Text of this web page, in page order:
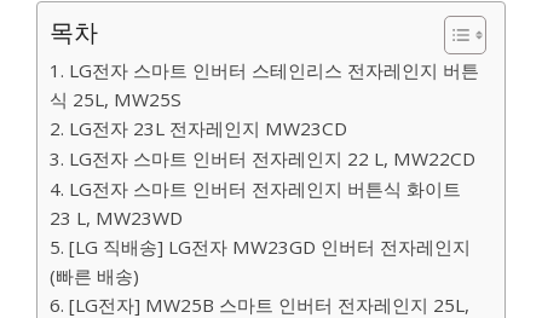
목차
1. LG전자 스마트 인버터 스테인리스 전자레인지 버튼
식 25L, MW25S
2. LG전자 23L 전자레인지 MW23CD
3. LG전자 스마트 인버터 전자레인지 22 L, MW22CD
4. LG전자 스마트 인버터 전자레인지 버튼식 화이트
23 L, MW23WD
5. [LG 직배송] LG전자 MW23GD 인버터 전자레인지
(빠른 배송)
6. [LG전자] MW25B 스마트 인버터 전자레인지 25L,